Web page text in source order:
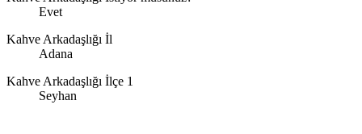
Evet
Kahve Arkadaşlığı İl
Adana
Kahve Arkadaşlığı İlçe 1
Seyhan